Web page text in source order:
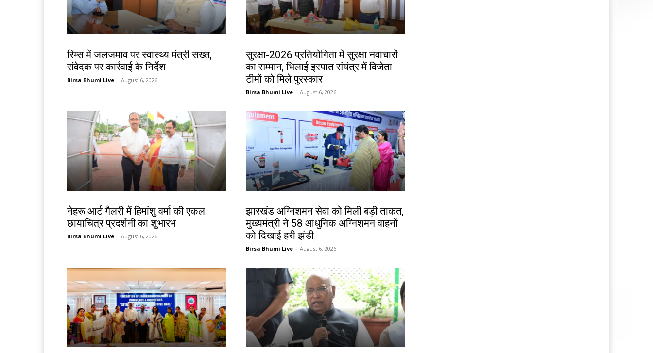
रिम्स में जलजमाव पर स्वास्थ्य मंत्री सख्त,
संवेदक पर कार्रवाई के निर्देश
Birsa Bhumi Live - August 6, 2026
सुरक्षा-2026 प्रतियोगिता में सुरक्षा नवाचारों
का सम्मान, भिलाई इस्पात संयंत्र में विजेता
टीमों को मिले पुरस्कार
Birsa Bhumi Live - August 6, 2026
नेहरू आर्ट गैलरी में हिमांशु वर्मा की एकल
छायाचित्र प्रदर्शनी का शुभारंभ
Birsa Bhumi Live - August 6, 2026
झारखंड अग्निशमन सेवा को मिली बड़ी ताकत,
मुख्यमंत्री ने 58 आधुनिक अग्निशमन वाहनों
को दिखाई हरी झंडी
Birsa Bhumi Live - August 6, 2026